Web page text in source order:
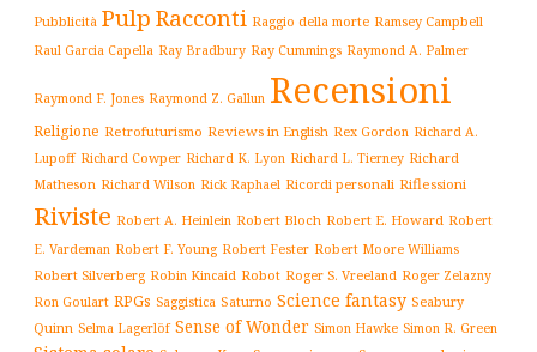
Pubblicità Pulp Racconti Raggio della morte Ramsey Campbell
Raul Garcia Capella Ray Bradbury Ray Cummings Raymond A. Palmer
Raymond F. Jones Raymond Z. Gallun Recensioni
Religione Retrofuturismo Reviews in English Rex Gordon Richard A.
Lupoff Richard Cowper Richard K. Lyon Richard L. Tierney Richard
Matheson Richard Wilson Rick Raphael Ricordi personali Riflessioni
Riviste Robert A. Heinlein Robert Bloch Robert E. Howard Robert
E. Vardeman Robert F. Young Robert Fester Robert Moore Williams
Robert Silverberg Robin Kincaid Robot Roger S. Vreeland Roger Zelazny
Ron Goulart RPGs Saggistica Saturno Science fantasy Seabury
Quinn Selma Lagerlöf Sense of Wonder Simon Hawke Simon R. Green